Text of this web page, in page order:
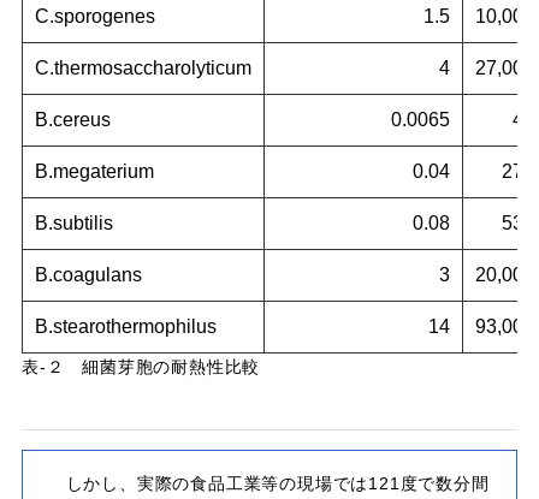
C.sporogenes 1.5 10,000
C.thermosaccharolyticum 4 27,000
B.cereus 0.0065 43
B.megaterium 0.04 270
B.subtilis 0.08 530
B.coagulans 3 20,000
B.stearothermophilus 14 93,000
表-２ 細菌芽胞の耐熱性比較
しかし、実際の食品工業等の現場では121度で数分間